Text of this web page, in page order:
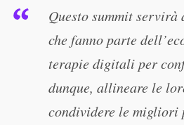
Questo summit
che fanno parte
terapie digitali per
dunque, allineare le
condividere le migliori